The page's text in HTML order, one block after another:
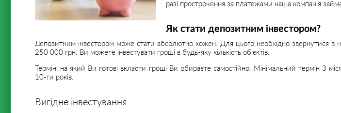
разі прострочення за платежами наша компанія
Як стати депозитним інвестором?
Депозитним інвестором може стати абсолютно кожен. Для цього необхідно звернутися
250 000 грн. Ви можете інвестувати гроші в будь-яку кількість об'єктів.
Термін, на який Ви готові вкласти гроші Ви обираєте самостійно. Мінімальний термін 3
10-ти років.
Вигідне інвестування